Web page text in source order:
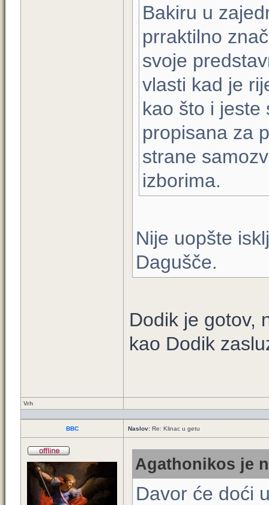
Bakiru u
prraktilno
svoje
vlasti kad je
kao što i jeste
propisana za
strane
izborima.
Nije uopšte
Dagušče.
Dodik je gotov,
kao Dodik
Vrh
BBC Naslov: Re: Klinac u getu
Agathonikos je
Davor će doći